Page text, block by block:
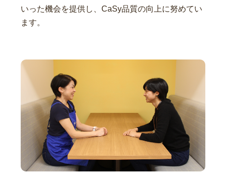
いった機会を提供し、CaSy品質の向上に努めてい
ます。